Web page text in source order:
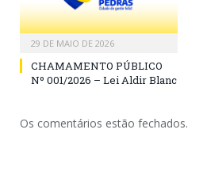
29 DE MAIO DE 2026
CHAMAMENTO PÚBLICO
Nº 001/2026 – Lei Aldir Blanc
Os comentários estão fechados.